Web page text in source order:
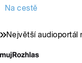
Na cestě
Největší audioportál